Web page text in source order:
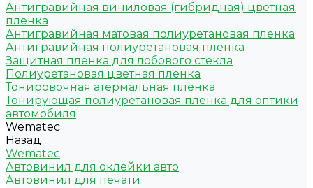
Антигравийная виниловая (гибридная) цветная
пленка
Антигравийная матовая полиуретановая пленка
Антигравийная полиуретановая пленка
Защитная пленка для лобового стекла
Полиуретановая цветная пленка
Тонировочная атермальная пленка
Тонирующая полиуретановая пленка для оптики
автомобиля
Wematec
Назад
Wematec
Автовинил для оклейки авто
Автовинил для печати